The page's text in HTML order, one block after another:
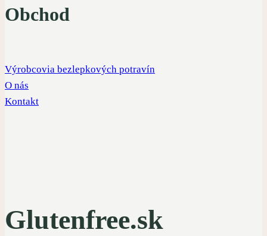
Obchod
Výrobcovia bezlepkových potravín
O nás
Kontakt
Glutenfree.sk